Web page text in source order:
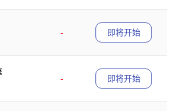
-
即将开始
-
即将开始